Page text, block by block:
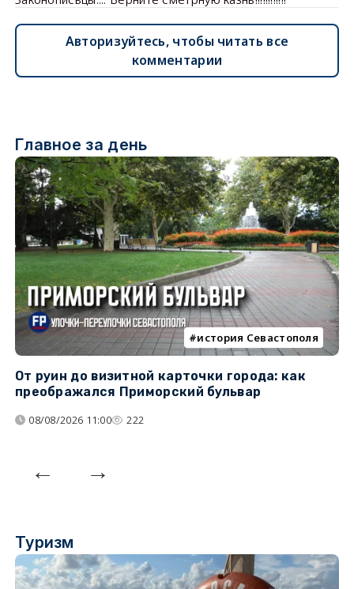
Авторизуйтесь, чтобы читать все
комментарии
Главное за день
история Севастополя
От руин до визитной карточки города: как
преображался Приморский бульвар
08/08/2026 11:00 222
Туризм